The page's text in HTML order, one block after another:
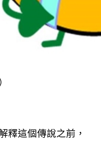
釋這個傳說之前，